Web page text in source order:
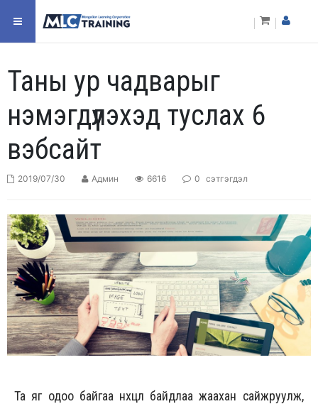
Таны ур чадварыг
нэмэгдүүлэхэд туслах 6
вэбсайт
2019/07/30 Админ 6616 0 сэтгэгдэл
Та яг одоо байгаа нөхцөл байдлаа жаахан сайжруулж,